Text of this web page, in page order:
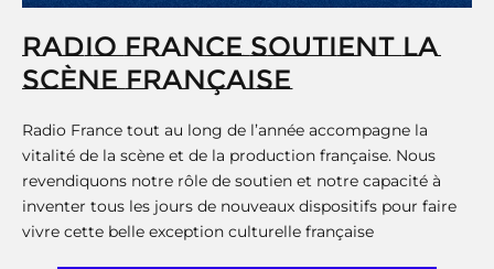
RADIO FRANCE SOUTIENT LA
SCÈNE FRANÇAISE
Radio France tout au long de l’année accompagne la
vitalité de la scène et de la production française. Nous
revendiquons notre rôle de soutien et notre capacité à
inventer tous les jours de nouveaux dispositifs pour faire
vivre cette belle exception culturelle française